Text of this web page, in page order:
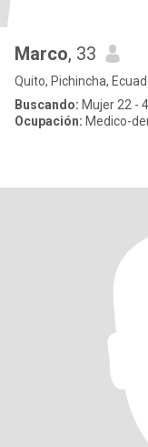
Marco, 33
Quito, Pichincha,
Buscando: Mujer 22 -
Ocupación: Medico-